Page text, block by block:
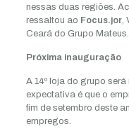
nessas duas regiões.
ressaltou ao Focus.jor,
Ceará do Grupo Mateus.
Próxima inauguração
A 14º loja do grupo
expectativa é que o
fim de setembro deste
empregos.